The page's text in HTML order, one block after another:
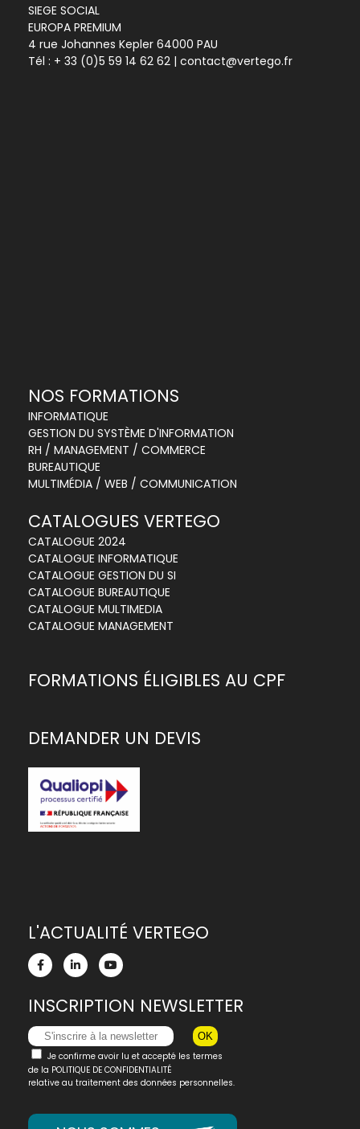
SIEGE SOCIAL
EUROPA PREMIUM
4 rue Johannes Kepler 64000 PAU
Tél : + 33 (0)5 59 14 62 62 | contact@vertego.fr
NOS FORMATIONS
INFORMATIQUE
GESTION DU SYSTÈME D'INFORMATION
RH / MANAGEMENT / COMMERCE
BUREAUTIQUE
MULTIMÉDIA / WEB / COMMUNICATION
CATALOGUES VERTEGO
CATALOGUE 2024
CATALOGUE INFORMATIQUE
CATALOGUE GESTION DU SI
CATALOGUE BUREAUTIQUE
CATALOGUE MULTIMEDIA
CATALOGUE MANAGEMENT
FORMATIONS ÉLIGIBLES AU CPF
DEMANDER UN DEVIS
L'ACTUALITÉ VERTEGO
INSCRIPTION NEWSLETTER
Je confirme avoir lu et accepté les termes
de la POLITIQUE DE CONFIDENTIALITÉ
relative au traitement des données personnelles.